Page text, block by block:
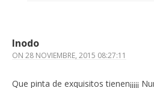
Inodo
ON 28 NOVIEMBRE, 2015 08:27:11
Que pinta de exquisitos tienen¡¡¡¡¡